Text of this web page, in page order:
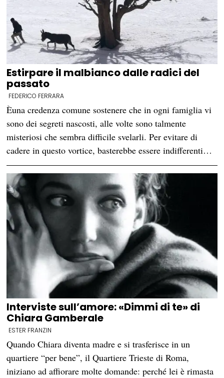
Estirpare il malbianco dalle radici del
passato
FEDERICO FERRARA
Èuna credenza comune sostenere che in ogni famiglia vi
sono dei segreti nascosti, alle volte sono talmente
misteriosi che sembra difficile svelarli. Per evitare di
cadere in questo vortice, basterebbe essere indifferenti…
Interviste sull’amore: «Dimmi di te» di
Chiara Gamberale
ESTER FRANZIN
Quando Chiara diventa madre e si trasferisce in un
quartiere “per bene”, il Quartiere Trieste di Roma,
iniziano ad affiorare molte domande: perché lei è rimasta